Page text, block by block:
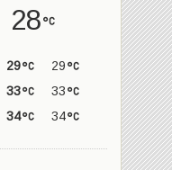
28
29
29
33
33
34
34